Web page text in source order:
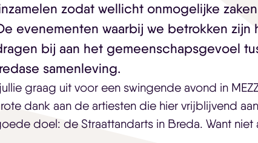
Skip navigatie
zodat wellicht onmogelijke
evenementen waarbij we betrokken zijn
bij aan het gemeenschapsgevoel
samenleving.
graag uit voor een swingende avond in
dank aan de artiesten die hier vrijblijvend
doel: de Straattandarts in Breda. Want niet